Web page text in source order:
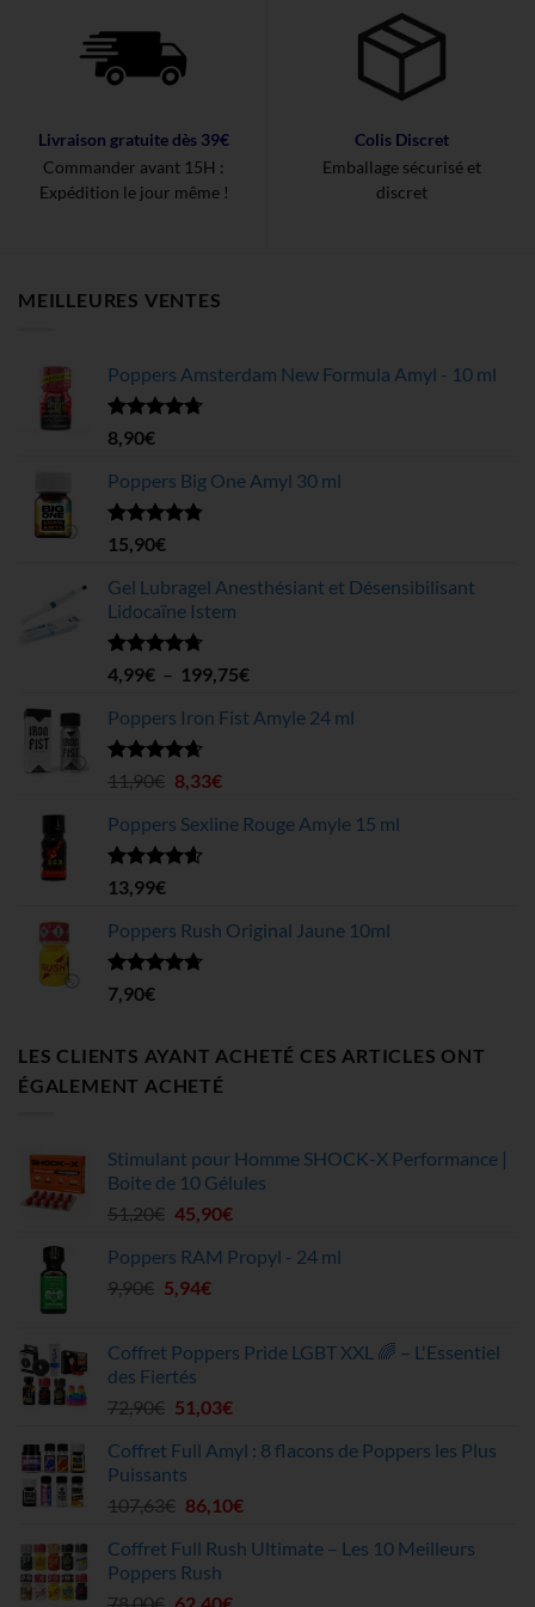
Livraison gratuite dès 39€
Commander avant 15H :
Expédition le jour même !
Colis Discret
Emballage sécurisé et
discret
MEILLEURES VENTES
Poppers Amsterdam New Formula Amyl - 10 ml
Note4.68
sur 5
8,90€
Poppers Big One Amyl 30 ml
Note4.78
sur 5
15,90€
Gel Lubragel Anesthésiant et Désensibilisant
Lidocaïne Istem
Note4.70
sur 5
4,99€ – 199,75€Plage
prix :
Poppers Iron Fist Amyle 24 ml
Note4.63
11,90€ Le
initial
était :
8,33€Le
actuel
Poppers Sexline Rouge Amyle 15 ml
Note4.58
sur 5
13,99€
Poppers Rush Original Jaune 10ml
Note4.67
sur 5
7,90€
LES CLIENTS AYANT ACHETÉ CES ARTICLES ONT
ÉGALEMENT ACHETÉ
Stimulant pour Homme SHOCK-X Performance |
Boite de 10 Gélules
51,20€ Le
initial
était :
45,90€Le
actuel
Poppers RAM Propyl - 24 ml
9,90€ Le
était :
9,90€.
5,94€Le
est :
Coffret Poppers Pride LGBT XXL 🌈 – L'Essentiel
des Fiertés
72,90€ Le
initial
était :
72,90€.
51,03€Le
actuel
51,03€.
Coffret Full Amyl : 8 flacons de Poppers les Plus
Puissants
107,63€ Le
initial
était :
86,10€Le
actuel
Coffret Full Rush Ultimate – Les 10 Meilleurs
Poppers Rush
Le
Le